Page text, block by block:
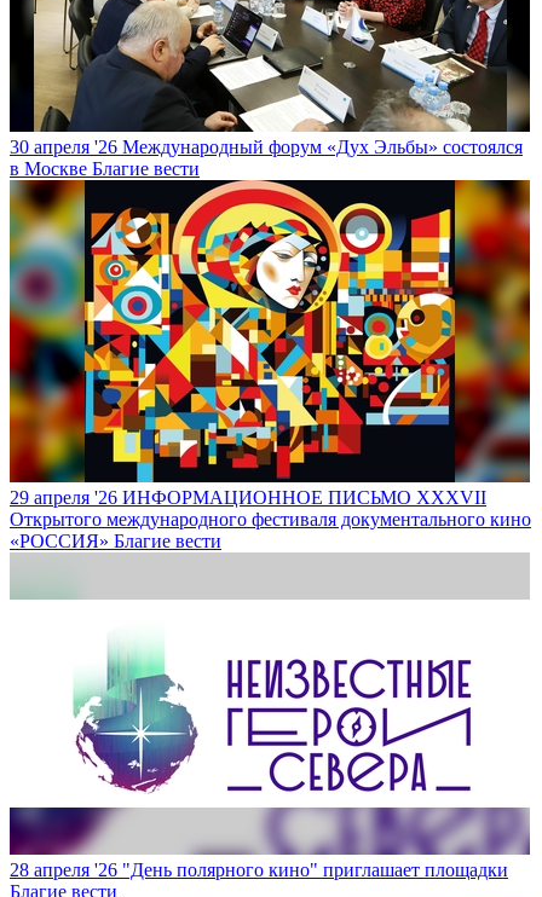
30 апреля '26 Международный форум «Дух Эльбы» состоялся
в Москве Благие вести
29 апреля '26 ИНФОРМАЦИОННОЕ ПИСЬМО XXXVII
Открытого международного фестиваля документального кино
«РОССИЯ» Благие вести
28 апреля '26 "День полярного кино" приглашает площадки
Благие вести